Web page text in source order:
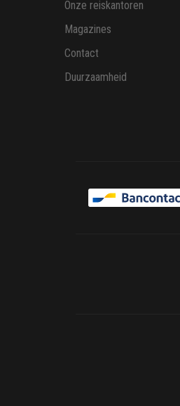
Onze reiskantoren
Magazines
Contact
Duurzaamheid